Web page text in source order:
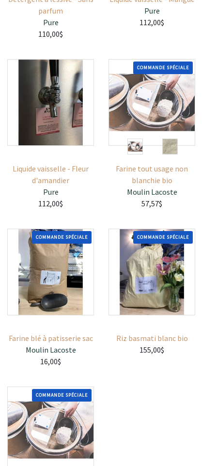
parfum
Pure
110,00$
Pure
112,00$
Liquide vaisselle - Fleur
d'amandier
Pure
112,00$
COMMANDE SPÉCIALE
Farine tout usage non
blanchie bio
Moulin Lacoste
57,57$
COMMANDE SPÉCIALE
Farine blé à patisserie sac
Moulin Lacoste
16,00$
COMMANDE SPÉCIALE
Riz basmati blanc bio
155,00$
COMMANDE SPÉCIALE